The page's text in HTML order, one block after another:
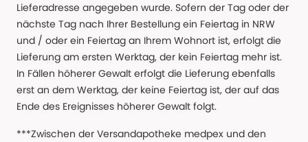
Lieferadresse angegeben wurde. Sofern der Tag oder der
nächste Tag nach Ihrer Bestellung ein Feiertag in NRW
und / oder ein Feiertag an Ihrem Wohnort ist, erfolgt die
Lieferung am ersten Werktag, der kein Feiertag mehr ist.
In Fällen höherer Gewalt erfolgt die Lieferung ebenfalls
erst an dem Werktag, der keine Feiertag ist, der auf das
Ende des Ereignisses höherer Gewalt folgt.
***Zwischen der Versandapotheke medpex und den